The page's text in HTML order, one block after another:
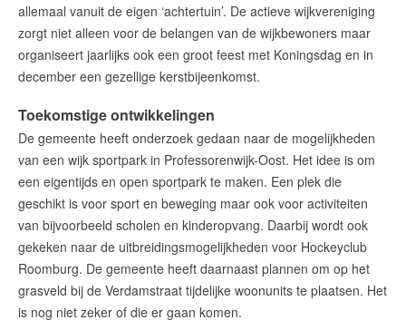
allemaal vanuit de eigen ‘achtertuin’. De actieve wijkvereniging
zorgt niet alleen voor de belangen van de wijkbewoners maar
organiseert jaarlijks ook een groot feest met Koningsdag en in
december een gezellige kerstbijeenkomst.
Toekomstige ontwikkelingen
De gemeente heeft onderzoek gedaan naar de mogelijkheden
van een wijk sportpark in Professorenwijk-Oost. Het idee is om
een eigentijds en open sportpark te maken. Een plek die
geschikt is voor sport en beweging maar ook voor activiteiten
van bijvoorbeeld scholen en kinderopvang. Daarbij wordt ook
gekeken naar de uitbreidingsmogelijkheden voor Hockeyclub
Roomburg. De gemeente heeft daarnaast plannen om op het
grasveld bij de Verdamstraat tijdelijke woonunits te plaatsen. Het
is nog niet zeker of die er gaan komen.